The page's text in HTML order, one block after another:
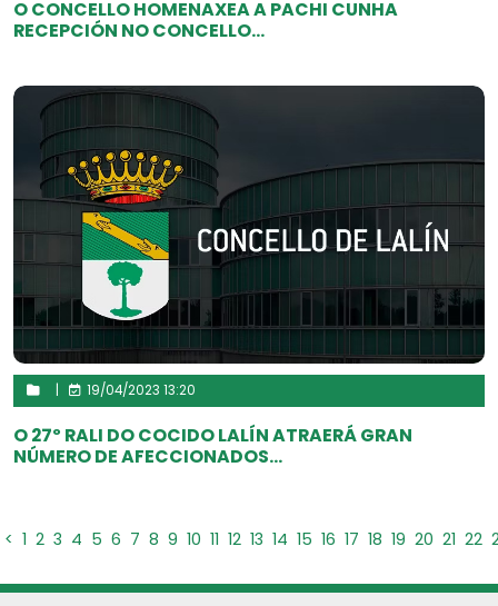
O CONCELLO HOMENAXEA A PACHI CUNHA
RECEPCIÓN NO CONCELLO...
19/04/2023 13:20
O 27º RALI DO COCIDO LALÍN ATRAERÁ GRAN
NÚMERO DE AFECCIONADOS...
< 1 2 3 4 5 6 7 8 9 10 11 12 13 14 15 16 17 18 19 20 21 22